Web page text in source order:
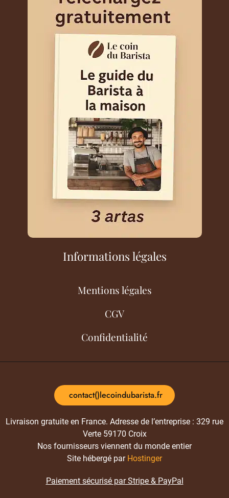
Informations légales
Mentions légales
CGV
Confidentialité
contact()lecoindubarista.fr
Livraison gratuite en France. Adresse de l’entreprise : 329 rue
Verte 59170 Croix
Nos fournisseurs viennent du monde entier
Site hébergé par Hostinger
Paiement sécurisé par Stripe & PayPal